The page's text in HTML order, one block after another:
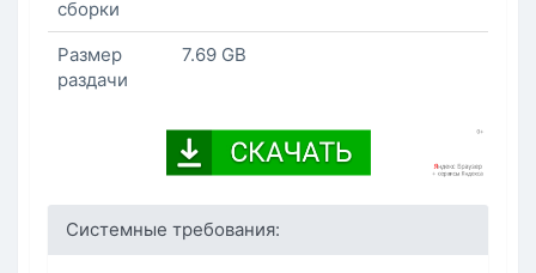
сборки
Размер
раздачи
7.69 GB
Системные требования: